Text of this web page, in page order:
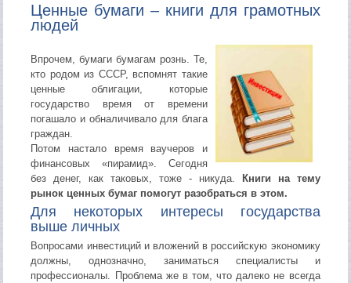
Ценные бумаги – книги для грамотных
людей
Впрочем, бумаги бумагам рознь. Те,
кто родом из СССР, вспомнят такие
ценные облигации, которые
государство время от времени
погашало и обналичивало для блага
граждан.
Потом настало время ваучеров и
финансовых «пирамид». Сегодня
без денег, как таковых, тоже - никуда. Книги на тему
рынок ценных бумаг помогут разобраться в этом.
Для некоторых интересы государства
выше личных
Вопросами инвестиций и вложений в российскую экономику
должны, однозначно, заниматься специалисты и
профессионалы. Проблема же в том, что далеко не всегда